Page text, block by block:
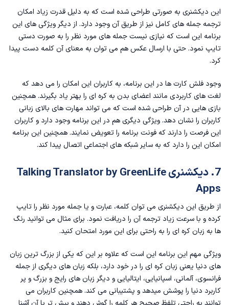
این دیکشنری به صورتی طراحی شده است که به دلیل قدرت زیاد امکان
ترجمه جمله های کامل نیز از طریق آن وجود دارد. از دیگر ویژگی های این
برنامه این است که نیازی نیست جمله های مورد نظر را به صورت دستی
تایپ نمود. حتی با ارسال عکس هم می توان به معنای آن کلمه دست پیدا
کرد.
وجود فلش کارت ها در این برنامه، به کاربران این امکان را می دهد که
لغت های کاربردی مانند اعضای بدن به کره ای را بهتر یاد بگیرند. همچنین
بازی هایی در آن طراحی شده است که می تواند مهارت های بالای زبانی
کاربران را نشان دهد. ویژگی دیگری هم در این برنامه وجود دارد و کاربران
این فرصت را دارند که فونت برنامه را تعویض نمایند. همچنین این برنامه
امکان این را دارد که به سایر شبکه های اجتماعی اتصال پیدا کند.
7. دیکشنری Talking Translator by GreenLife
Apps
از طریق این دیکشنری می توان کلمه، عبارت و یا جمله مورد نظر را تایپ
کرده و با سرعت زیاد ترجمه آن را دریافت نمود. برای مثال می توانید رنگ
ها به زبان کره ای را به راحتی برای این مورد امتحان کنید.
ویژگی مهم این برنامه این است که علاوه بر این که یکی از بزرگ ترین زبان
های دنیا یعنی زبان کره ای را در خود دارد، بلکه زبان های دیگری از جمله
فرانسوی، آلمانی، اسپانیایی، ایتالیایی و دیگر زبان های رایج و بزرگ و پر
کاربرد دنیا را پوشش میدهد و پشتیبانی می کند‌. همچنین کاربران می